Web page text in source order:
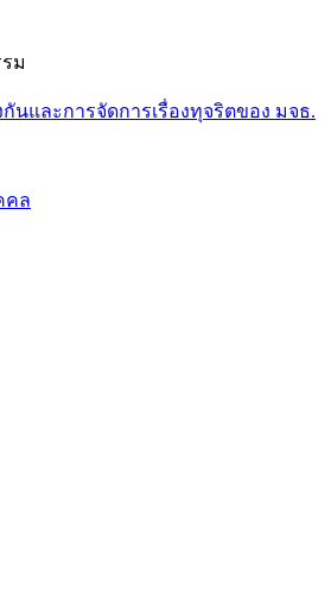
ม
และการจัดการเรื่องทุจริตของ มจธ.
คล